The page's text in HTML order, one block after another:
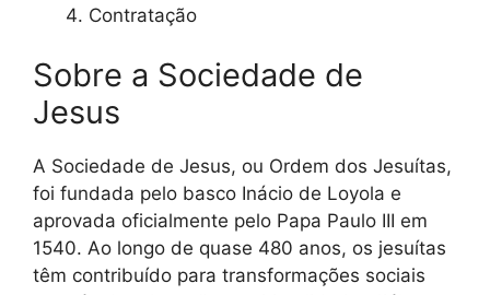
Contratação
Sobre a Sociedade de
Jesus
A Sociedade de Jesus, ou Ordem dos Jesuítas,
foi fundada pelo basco Inácio de Loyola e
aprovada oficialmente pelo Papa Paulo III em
1540. Ao longo de quase 480 anos, os jesuítas
têm contribuído para transformações sociais